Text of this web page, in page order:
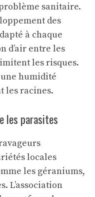
sanitaire.
des
à chaque
d’air entre les
les risques.
humidité
les racines.
les parasites
locales
les géraniums,
L’association